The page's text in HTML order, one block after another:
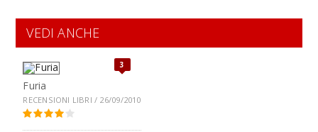
VEDI ANCHE
3
Furia
RECENSIONI LIBRI / 26/09/2010